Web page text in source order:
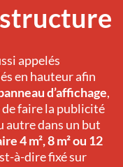
structure
appelés
en hauteur afin
d’affichage,
faire la publicité
autre dans un but
4 m², 8 m² ou 12
à-dire fixé sur